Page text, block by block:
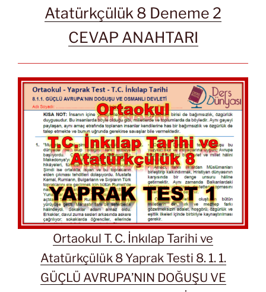
Atatürkçülük 8 Deneme 2
CEVAP ANAHTARI
Ortaokul T. C. İnkılap Tarihi ve
Atatürkçülük 8 Yaprak Testi 8. 1. 1.
GÜÇLÜ AVRUPA’NIN DOĞUŞU VE